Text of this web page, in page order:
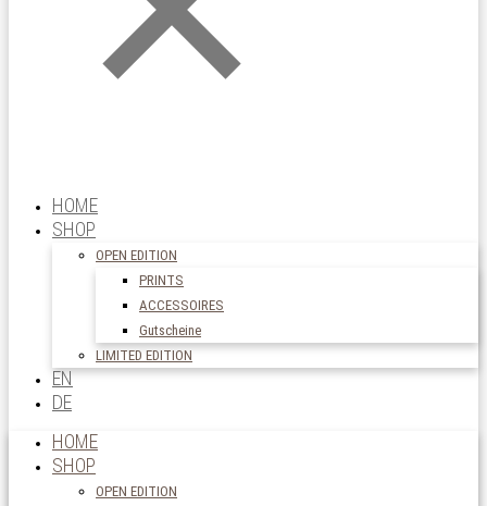
HOME
SHOP
OPEN EDITION
PRINTS
ACCESSOIRES
Gutscheine
LIMITED EDITION
EN
DE
HOME
SHOP
OPEN EDITION